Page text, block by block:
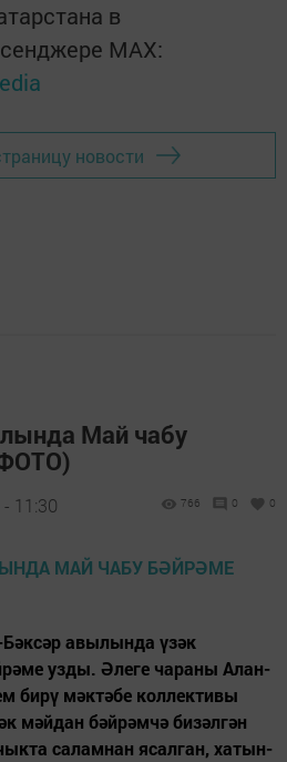
в
MАХ:
новости
Май чабу
11:30 766 0 0
авылында үзәк
узды. Әлеге чараны Алан-
бирү мәктәбе коллективы
мәйдан бәйрәмчә бизәлгән
саламнан ясалган, хатын-